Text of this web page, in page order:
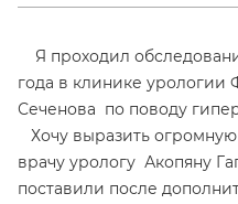
Я проходил
года в клинике
Сеченова по поводу
Хочу выразить
врачу урологу Акопяну
поставили после